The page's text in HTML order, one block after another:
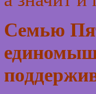
Семью